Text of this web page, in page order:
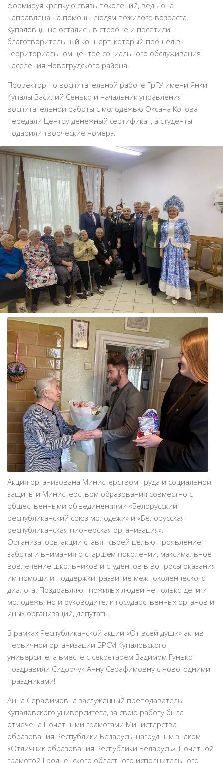
формируя крепкую связь поколений, ведь она
направлена на помощь людям пожилого возраста.
Купаловцы не остались в стороне и посетили
благотворительный концерт, который прошел в
Территориальном центре социального обслуживания
населения ­Новогрудского района.
Проректор по воспитательной работе ГрГУ имени Янки
Купалы Василий Сенько и начальник управления
воспитательной работы с молодежью Оксана Котова
передали Центру денежный сертификат, а студенты
подарили творческие номера.
Акция организована Министерством труда и социальной
защиты и Министерством образования совместно с
общественными объединениями «Белорусский
республиканский союз молодежи» и «Белорусская
республиканская пионерская организация».
Организаторы акции ставят своей целью проявление
заботы и внимания о старшем поколении, максимальное
вовлечение школьников и студентов в вопросы оказания
им помощи и поддержки, развитие межпоколенческого
диалога. Поздравляют пожилых людей не только дети и
молодежь, но и руководители государственных органов и
иных организаций, депутаты.
В рамках Республиканской акции «От всей души» актив
первичной организации БРСМ Купаловского
университета вместе с секретарем Вадимом Гунько
поздравили Сидорчук Анну Серафимовну с новогодними
праздниками!
Анна Серафимовна заслуженный преподаватель
Купаловского университета, за свою работу была
отмечена Почетными грамотами Министерства
образования Республики Беларусь, нагрудным знаком
«Отличник образования Республики Беларусь», Почетной
грамотой Гродненского областного исполнительного